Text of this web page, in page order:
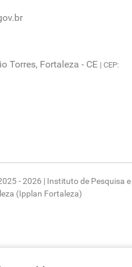
Torres, Fortaleza - CE | CEP:
- 2026 | Instituto de Pesquisa e
(Ipplan Fortaleza)